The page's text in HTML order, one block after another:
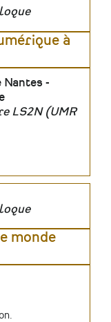
à
Nantes -
LS2N (UMR
monde